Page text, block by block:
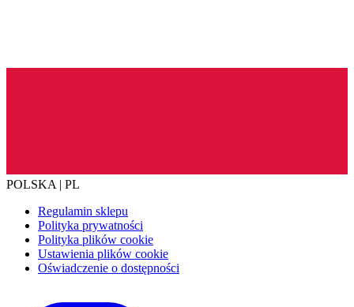
POLSKA | PL
Regulamin sklepu
Polityka prywatności
Polityka plików cookie
Ustawienia plików cookie
Oświadczenie o dostępności